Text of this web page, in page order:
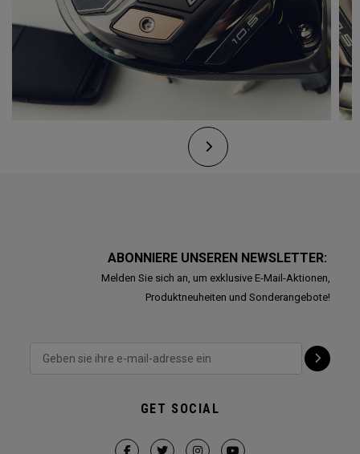
ABONNIERE UNSEREN NEWSLETTER:
Melden Sie sich an, um exklusive E-Mail-Aktionen,
Produktneuheiten und Sonderangebote!
GET SOCIAL